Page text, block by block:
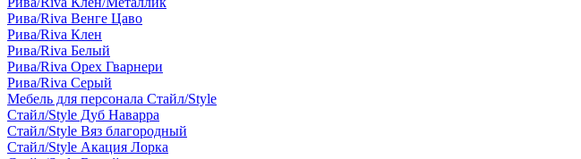
Рива/Riva Венге Цаво
Рива/Riva Клен
Рива/Riva Белый
Рива/Riva Орех Гварнери
Рива/Riva Серый
Мебель для персонала Стайл/Style
Стайл/Style Дуб Наварра
Стайл/Style Вяз благородный
Стайл/Style Акация Лорка